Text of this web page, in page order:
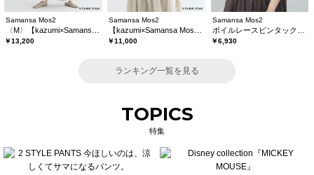
Samansa Mos2
￥13,200
Samansa Mos2
￥11,000
Samansa Mos2
￥6,930
ランキング一覧を見る
TOPICS
特集